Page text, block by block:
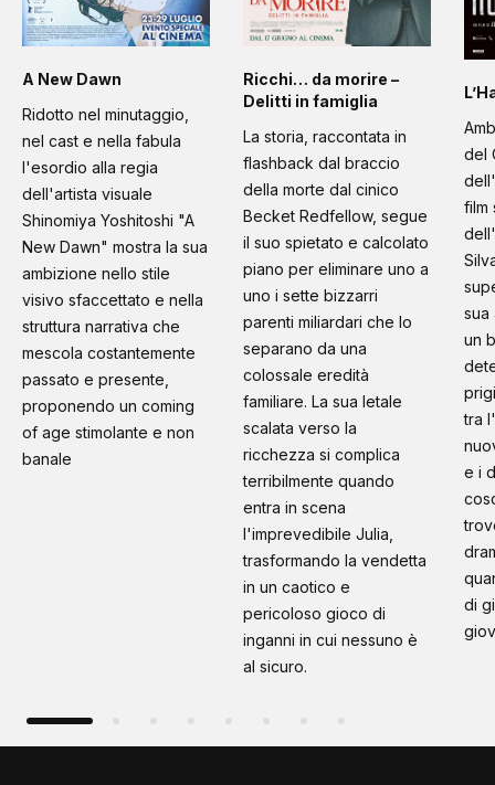
A New Dawn
Ridotto nel minutaggio,
nel cast e nella fabula
l'esordio alla regia
dell'artista visuale
Shinomiya Yoshitoshi "A
New Dawn" mostra la sua
ambizione nello stile
visivo sfaccettato e nella
struttura narrativa che
mescola costantemente
passato e presente,
proponendo un coming
of age stimolante e non
banale
Ricchi… da morire –
Delitti in famiglia
La storia, raccontata in
flashback dal braccio
della morte dal cinico
Becket Redfellow, segue
il suo spietato e calcolato
piano per eliminare uno a
uno i sette bizzarri
parenti miliardari che lo
separano da una
colossale eredità
familiare. La sua letale
scalata verso la
ricchezza si complica
terribilmente quando
entra in scena
l'imprevedibile Julia,
trasformando la vendetta
in un caotico e
pericoloso gioco di
inganni in cui nessuno è
al sicuro.
del
film
sua
un
tra
e i
di